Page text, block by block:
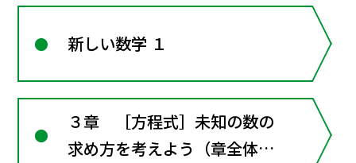
新しい数学 １
３章 ［方程式］未知の数の
求め方を考えよう（章全体に